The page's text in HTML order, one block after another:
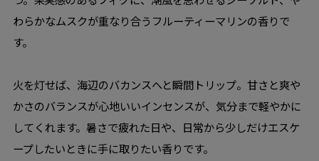
わらかなムスクが重なり合うフルーティーマリンの香りで
す。
火を灯せば、海辺のバカンスへと瞬間トリップ。甘さと爽や
かさのバランスが心地いいインセンスが、気分まで軽やかに
してくれます。暑さで疲れた日や、日常から少しだけエスケ
ープしたいときに手に取りたい香りです。